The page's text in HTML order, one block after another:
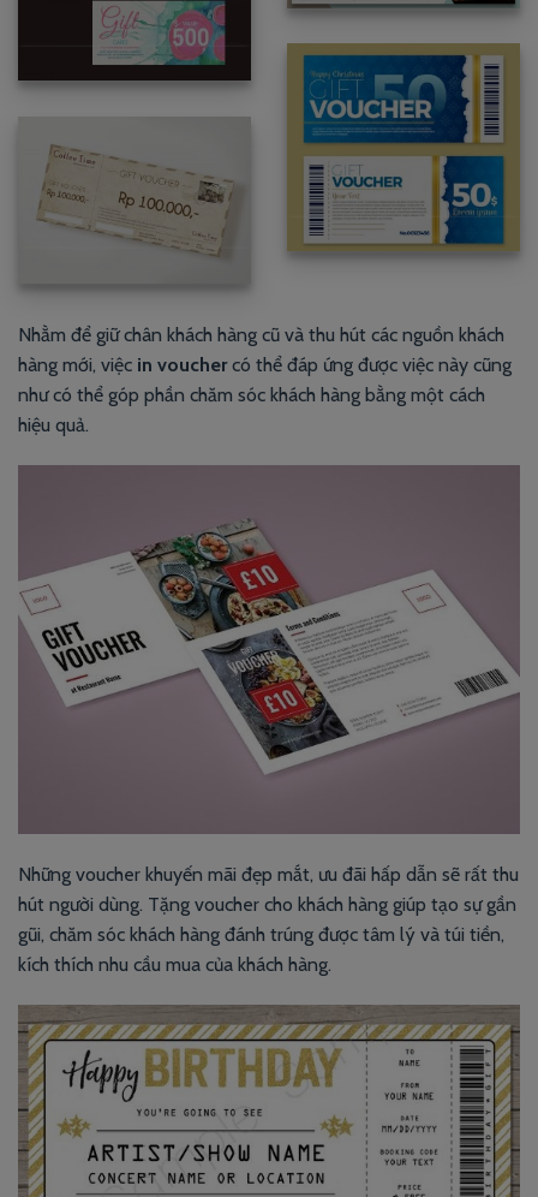
Nhằm để giữ chân khách hàng cũ và thu hút các nguồn khách
hàng mới, việc in vouchercó thể đáp ứng được việc này cũng
như có thể góp phần chăm sóc khách hàng bằng một cách
hiệu quả.
Những voucher khuyến mãi đẹp mắt, ưu đãi hấp dẫn sẽ rất thu
hút người dùng. Tặng voucher cho khách hàng giúp tạo sự gần
gũi, chăm sóc khách hàng đánh trúng được tâm lý và túi tiền,
kích thích nhu cầu mua của khách hàng.